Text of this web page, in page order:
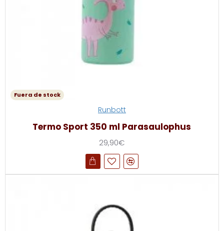
Fuera de stock
Runbott
Termo Sport 350 ml Parasaulophus
29,90€